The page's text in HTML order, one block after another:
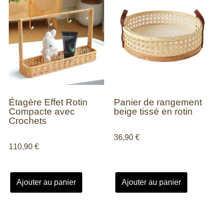
Étagère Effet Rotin
Compacte avec
Crochets
110,90 €
Ajouter au panier
Panier de rangement
beige tissé en rotin
36,90 €
Ajouter au panier